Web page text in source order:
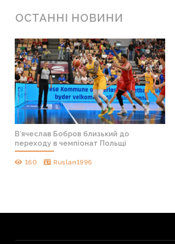
ОСТАННІ НОВИНИ
В’ячеслав Бобров близький до
переходу в чемпіонат Польщі
160 Ruslan1996